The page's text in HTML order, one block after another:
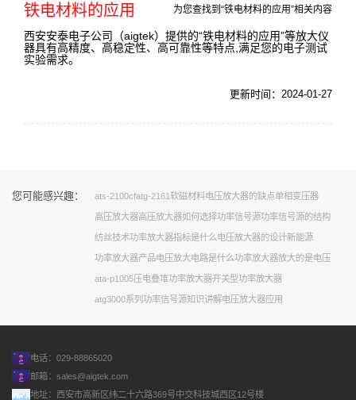
铁电材料的应用 为您查找到“铁电材料的应用”相关内容
西安安泰电子公司（aigtek）提供的“铁电材料的应用”等放大仪
器具有高精度、高稳定性、高可靠性等特点,满足您的电子测试
实验需求。
更新时间：2024-01-27
您可能感兴趣： ats-2100cfatg-2161软磁材料电压放大器的缺点单相变压器
高压放大器高压放大器如何选择功率信号源功率信号源的结构
纺丝技术功率放大器指标是什么电压放大器的设计新能源
功率放大器产品电压放大电路是什么功率放大器放大的是电压
ata-p1005压电叠堆功率放大器开关型功率放大器
atg3000系列功率信号源知识讲解电压放大器应用
电话：029-88865020
邮箱： sales@aigtek.com
地址：西安市高新区纬二十六路369号中交科技城西区12号楼